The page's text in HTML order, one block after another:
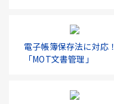
電子帳簿保存法に対応！
「MOT文書管理」